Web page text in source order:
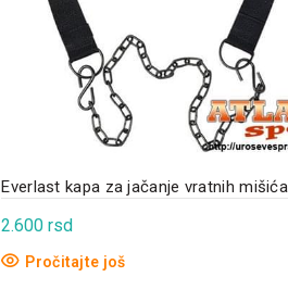
Everlast kapa za jačanje vratnih mišića
2.600rsd
Pročitajte još